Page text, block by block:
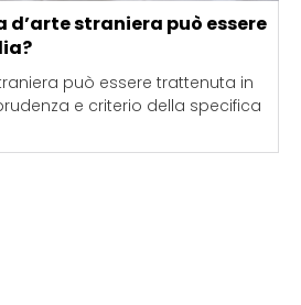
d’arte straniera può essere
può essere trattenuta in
e criterio della specifica